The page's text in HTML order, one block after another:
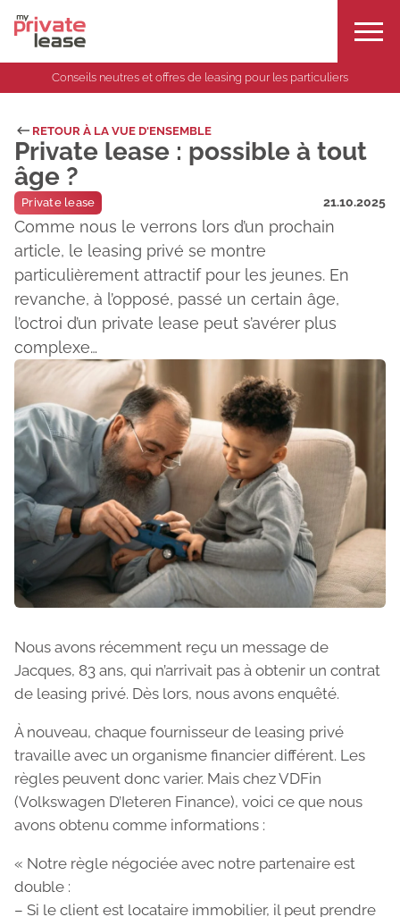
Conseils neutres et offres de leasing pour les particuliers
RETOUR À LA VUE D'ENSEMBLE
Private lease : possible à tout
âge ?
Private lease 21.10.2025
Comme nous le verrons lors d’un prochain
article, le leasing privé se montre
particulièrement attractif pour les jeunes. En
revanche, à l’opposé, passé un certain âge,
l’octroi d’un private lease peut s’avérer plus
complexe…
Nous avons récemment reçu un message de
Jacques, 83 ans, qui n’arrivait pas à obtenir un contrat
de leasing privé. Dès lors, nous avons enquêté.
À nouveau, chaque fournisseur de leasing privé
travaille avec un organisme financier différent. Les
règles peuvent donc varier. Mais chez VDFin
(Volkswagen D’Ieteren Finance), voici ce que nous
avons obtenu comme informations :
« Notre règle négociée avec notre partenaire est
double :
– Si le client est locataire immobilier, il peut prendre